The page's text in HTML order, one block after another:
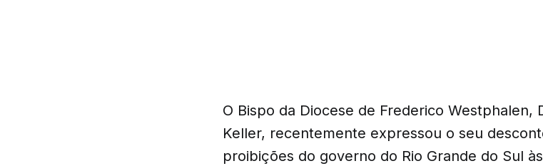
O Bispo da Diocese de Frederico Westphalen,
Keller, recentemente expressou o seu
proibições do governo do Rio Grande do Sul